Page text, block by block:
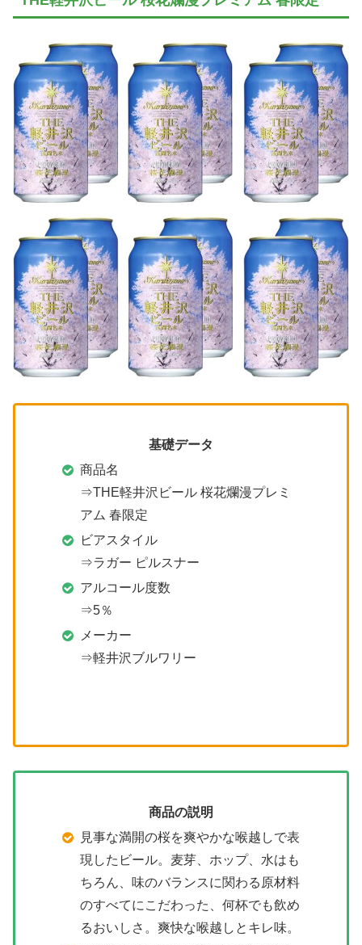
基礎データ
商品名
⇒THE軽井沢ビール 桜花爛漫プレミ
アム 春限定
ビアスタイル
⇒ラガー ピルスナー
アルコール度数
⇒5％
メーカー
⇒軽井沢ブルワリー
商品の説明
見事な満開の桜を爽やかな喉越しで表
現したビール。麦芽、ホップ、水はも
ちろん、味のバランスに関わる原材料
のすべてにこだわった、何杯でも飲め
るおいしさ。爽快な喉越しとキレ味。